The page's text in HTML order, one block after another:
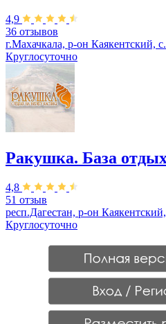
4,9
36 отзывов
г.Махачкала, р-он Каякентский,
Круглосуточно
Ракушка. База
4,8
51 отзыв
респ.Дагестан, р-он
Круглосуточно